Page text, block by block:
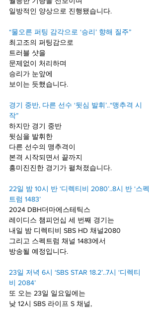
일방적인 양상으로 진행됐습니다.
“물오른 퍼팅 감각으로 ‘승리’ 향해 질주”
최고조의 퍼팅감으로
트러블 샷을
문제없이 처리하며
승리가 눈앞에
보이는 듯했습니다.
경기 중반, 다른 선수 ‘뒷심 발휘’..“맹추격 시
작”
하지만 경기 중반
뒷심을 발휘한
다른 선수의 맹추격이
본격 시작되면서 끝까지
흥미진진한 경기가 펼쳐졌습니다.
22일 밤 10시 반 ‘디렉티비 2080’..8시 반 ‘스펙
트럼 1483’
2024 DBH더마에스테틱스
레이디스 챔피언십 세 번째 경기는
내일 밤 디렉티비 SBS HD 채널2080
그리고 스펙트럼 채널 1483에서
방송될 예정입니다.
23일 저녁 6시 ‘SBS STAR 18.2’..7시 ‘디렉티
비 2084’
또 오는 23일 일요일에는
낮 12시 SBS 라이프 S 채널,